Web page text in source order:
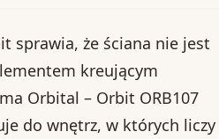
sprawia, że ściana nie jest
kreującym
Orbital – Orbit ORB107
do wnętrz, w których liczy